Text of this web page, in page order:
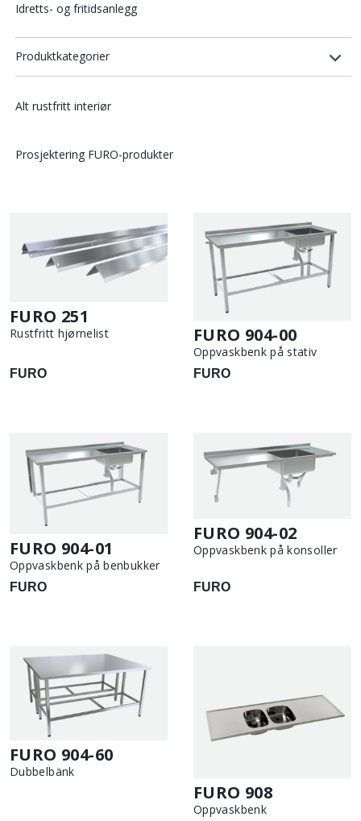
Idretts- og fritidsanlegg
Produktkategorier
Alt rustfritt interiør
Prosjektering FURO-produkter
FURO 251
Rustfritt hjørnelist
FURO
FURO 904-00
Oppvaskbenk på stativ
FURO
FURO 904-01
Oppvaskbenk på benbukker
FURO
FURO 904-02
Oppvaskbenk på konsoller
FURO
FURO 904-60
Dubbelbänk
FURO 908
Oppvaskbenk